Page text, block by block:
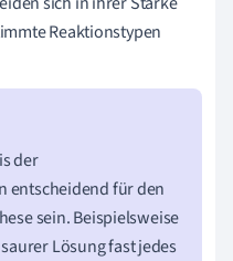
Reaktionstypen
der
entscheidend für den
sein. Beispielsweise
Lösung fast jedes